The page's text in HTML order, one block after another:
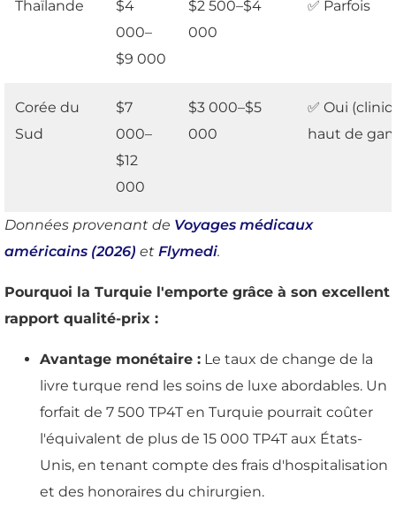
Thaïlande
$4
000–
$9 000
$2 500–$4
000
✅ Parfois
Corée du
Sud
$7
000–
$12
000
$3 000–$5
000
✅ Oui
haut de
Données provenant de Voyages médicaux
américains (2026) et Flymedi.
Pourquoi la Turquie l'emporte grâce à son excellent
rapport qualité-prix :
Avantage monétaire : Le taux de change de la
livre turque rend les soins de luxe abordables. Un
forfait de 7 500 TP4T en Turquie pourrait coûter
l'équivalent de plus de 15 000 TP4T aux États-
Unis, en tenant compte des frais d'hospitalisation
et des honoraires du chirurgien.